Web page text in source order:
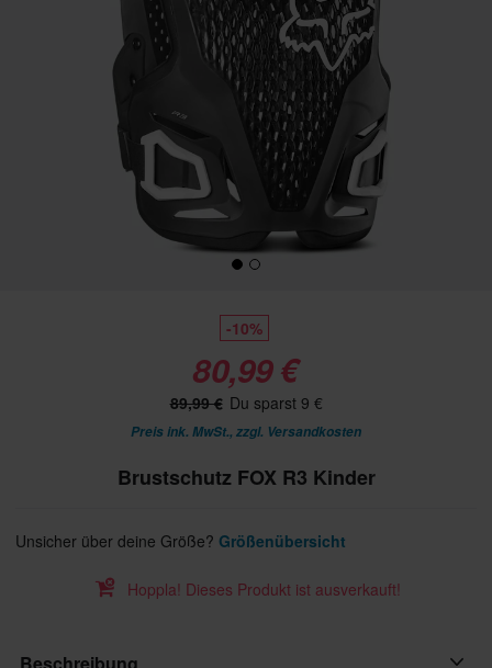
-10%
80,99 €
89,99 € Du sparst 9 €
Preis ink. MwSt., zzgl. Versandkosten
Brustschutz FOX R3 Kinder
Unsicher über deine Größe? Größenübersicht
Hoppla! Dieses Produkt ist ausverkauft!